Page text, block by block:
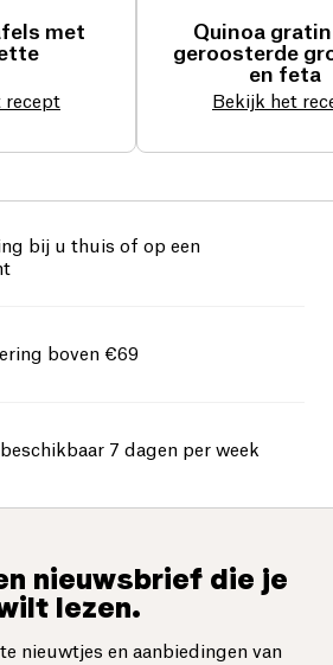
met
recept
Quinoa
geroosterde
en feta
Bekijk het
bij u thuis of op een
boven €69
7 dagen per week
nieuwsbrief die je
lezen.
nieuwtjes en aanbiedingen van